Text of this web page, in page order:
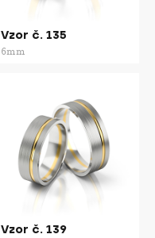
Vzor č. 135
6mm
Vzor č. 139